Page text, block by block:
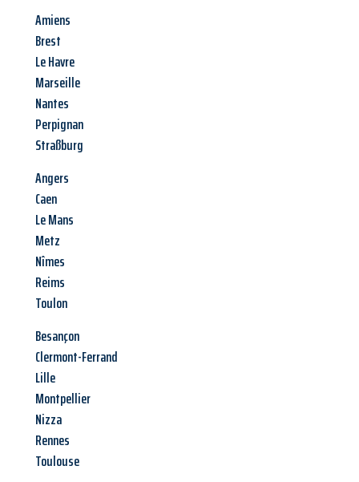
Amiens
Brest
Le Havre
Marseille
Nantes
Perpignan
Straßburg
Angers
Caen
Le Mans
Metz
Nîmes
Reims
Toulon
Besançon
Clermont-Ferrand
Lille
Montpellier
Nizza
Rennes
Toulouse